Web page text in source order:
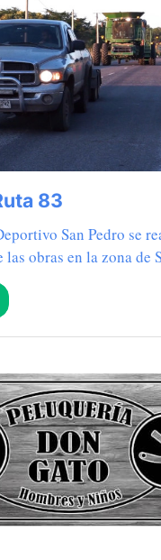
83
San Pedro se
obras en la zona de